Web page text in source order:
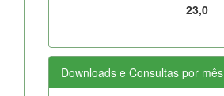
23,0
Downloads e Consultas por mês